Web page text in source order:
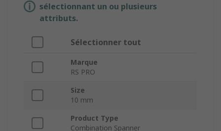
sélectionnant un ou plusieurs
attributs.
Sélectionner tout
Marque
RS PRO
Size
10 mm
Product Type
Combination Spanner